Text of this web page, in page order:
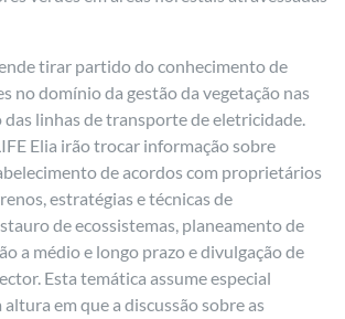
tirar partido do conhecimento de
no domínio da gestão da vegetação nas
das linhas de transporte de eletricidade.
Elia irão trocar informação sobre
de acordos com proprietários
estratégias e técnicas de
de ecossistemas, planeamento de
a médio e longo prazo e divulgação de
Esta temática assume especial
em que a discussão sobre as